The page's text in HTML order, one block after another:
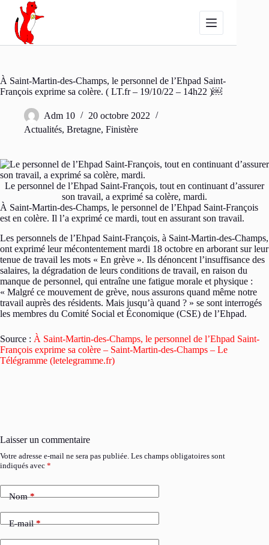
Passer
contenu
À Saint-Martin-des-Champs, le personnel de l’Ehpad Saint-
François exprime sa colère. ( LT.fr – 19/10/22 – 14h22 )￼
Adm 10
20 octobre 2022
Actualités, Bretagne, Finistère
Le personnel de l’Ehpad Saint-François, tout en continuant d’assurer
son travail, a exprimé sa colère, mardi.
À Saint-Martin-des-Champs, le personnel de l’Ehpad Saint-François
est en colère. Il l’a exprimé ce mardi, tout en assurant son travail.
Les personnels de l’Ehpad Saint-François, à Saint-Martin-des-Champs,
ont exprimé leur mécontentement mardi 18 octobre en arborant sur leur
tenue de travail les mots « En grève ». Ils dénoncent l’insuffisance des
salaires, la dégradation de leurs conditions de travail, en raison du
manque de personnel, qui entraîne une fatigue morale et physique :
« Malgré ce mouvement de grève, nous assurons quand même notre
travail auprès des résidents. Mais jusqu’à quand ? » se sont interrogés
les membres du Comité Social et Économique (CSE) de l’Ehpad.
Source : À Saint-Martin-des-Champs, le personnel de l’Ehpad Saint-
François exprime sa colère – Saint-Martin-des-Champs – Le
Télégramme (letelegramme.fr)
Laisser un commentaire
Votre adresse e-mail ne sera pas publiée. Les champs obligatoires sont
indiqués avec *
Nom*
E-mail*